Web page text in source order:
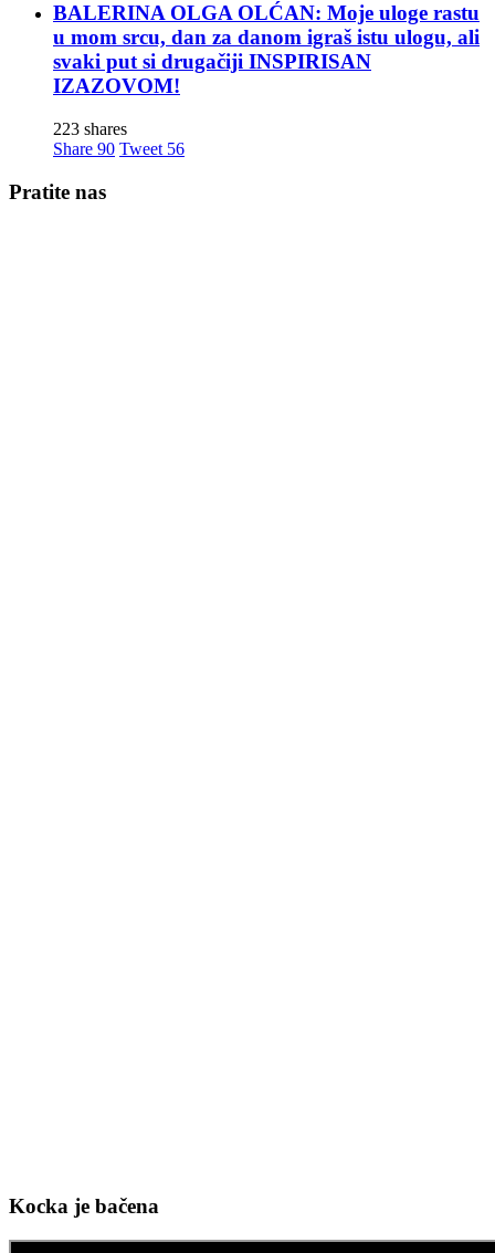
BALERINA OLGA OLĆAN: Moje uloge rastu
u mom srcu, dan za danom igraš istu ulogu, ali
svaki put si drugačiji INSPIRISAN
IZAZOVOM!
223 shares
Share 90 Tweet 56
Pratite nas
Kocka je bačena